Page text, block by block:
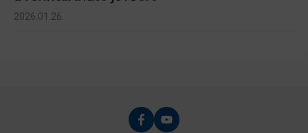
2026.01.26.